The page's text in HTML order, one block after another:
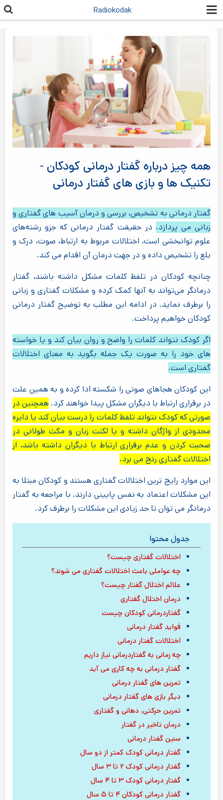
محتوای
Radiokodak
همه چیز درباره گفتار درمانی کودکان -
تکنیک ها و بازی های گفتار درمانی
گفتار درمانی به تشخیص، بررسی و درمان آسیب های گفتاری و
زبانی می پردازد. در حقیقت گفتار درمانی که جزو رشته‌های
علوم توانبخشی است، اختلالات مربوط به ارتباط، صوت، درک و
بلع را تشخیص داده و در جهت درمان آن اقدام می کند.
چنانچه کودکان در تلفظ کلمات مشکل داشته باشند، گفتار
درمانگر می‌تواند به آنها کمک کرده و مشکلات گفتاری و زبانی
را برطرف نماید. در ادامه این مطلب به توضیح گفتار درمانی
کودکان خواهیم پرداخت.
اگر کودک نتواند کلمات را واضح و روان بیان کند و یا خواسته
های خود را به صورت یک جمله بگوید به معنای اختلالات
گفتاری است.
این کودکان هجاهای صوتی را شکسته ادا کرده و به همین علت
در برقراری ارتباط با دیگران مشکل پیدا خواهند کرد. همچنین در
صورتی که کودک نتواند تلفظ کلمات را درست بیان کند یا دایره
محدودی از واژگان داشته و یا لکنت زبان و مکث طولانی در
صحبت کردن و عدم برقراری ارتباط با دیگران داشته باشد، از
اختلالات گفتاری رنج می برد.
این موارد رایج ترین اختلالات گفتاری هستند و کودکان مبتلا به
این مشکلات اعتماد به نفس پایینی دارند. با مراجعه به گفتار
درمانگر می توان تا حد زیادی این مشکلات را برطرف کرد.
جدول محتوا
اختلالات گفتاری چیست؟
چه عواملی باعث اختلالات گفتاری می شوند؟
علائم اختلال گفتار چیست؟
درمان اختلال گفتاری
گفتاردرمانی کودکان چیست
فواید گفتار درمانی
اختلالات گفتار درمانی
چه زمانی به گفتاردرمانی نیاز داریم
گفتار درمانی به چه کاری می آید
تمرین های گفتار درمانی
دیگر بازی های گفتار درمانی
تمرین حرکتی، دهانی و گفتاری
درمان تاخیر در گفتار
سنین گفتار درمانی
گفتار درمانی کودک کمتر از دو سال
گفتار درمانی کودک ۲ تا ۳ سال
گفتار درمانی کودک ۳ تا ۴ سال
گفتار درمانی کودکان ۴ تا ۵ سال